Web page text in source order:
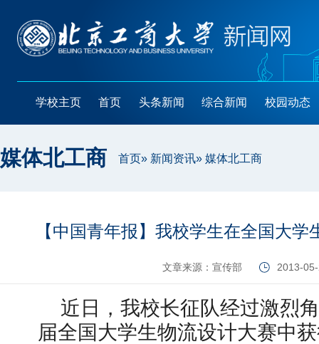
学校主页 首页 头条新闻 综合新闻 校园动态
媒体北工商 首页» 新闻资讯» 媒体北工商
【中国青年报】我校学生在全国大
文章来源：宣传部 2013-
近日
，我校长征队经过激烈
届全国大学生物流设计大赛中